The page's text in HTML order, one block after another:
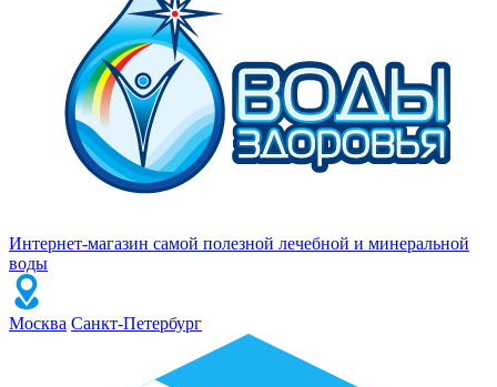
Интернет-магазин самой полезной лечебной и минеральной
воды
Москва Санкт-Петербург